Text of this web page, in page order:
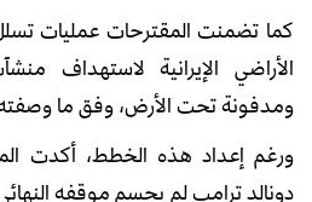
كما تضمنت المقترحات عمليات
الأراضي الإيرانية لاستهداف
ومدفونة تحت الأرض، وفق ما
ورغم إعداد هذه الخطط، أكدت
دونالد ترامب لم يحسم موقفه